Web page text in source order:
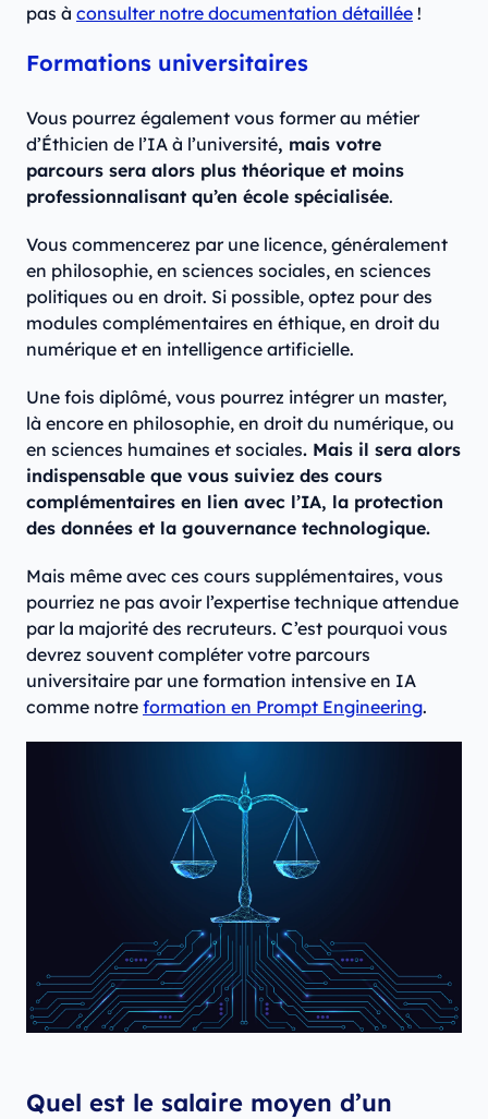
pas à consulter notre documentation détaillée !
Formations universitaires
Vous pourrez également vous former au métier
d’Éthicien de l’IA à l’université, mais votre
parcours sera alors plus théorique et moins
professionnalisant qu’en école spécialisée.
Vous commencerez par une licence, généralement
en philosophie, en sciences sociales, en sciences
politiques ou en droit. Si possible, optez pour des
modules complémentaires en éthique, en droit du
numérique et en intelligence artificielle.
Une fois diplômé, vous pourrez intégrer un master,
là encore en philosophie, en droit du numérique, ou
en sciences humaines et sociales. Mais il sera alors
indispensable que vous suiviez des cours
complémentaires en lien avec l’IA, la protection
des données et la gouvernance technologique.
Mais même avec ces cours supplémentaires, vous
pourriez ne pas avoir l’expertise technique attendue
par la majorité des recruteurs. C’est pourquoi vous
devrez souvent compléter votre parcours
universitaire par une formation intensive en IA
comme notre formation en Prompt Engineering.
Quel est le salaire moyen d’un